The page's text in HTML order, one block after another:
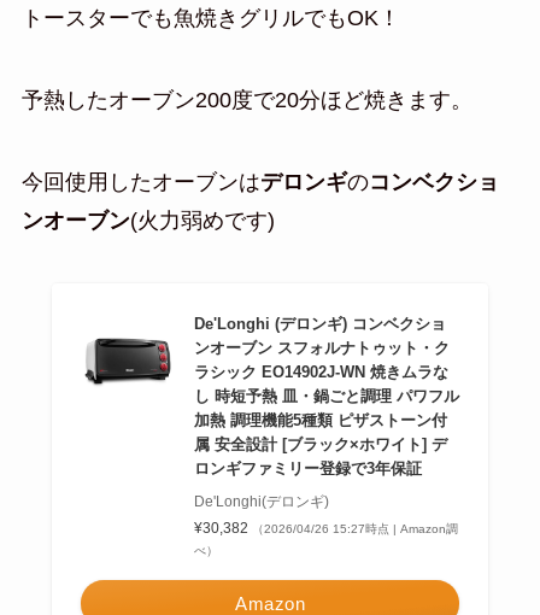
トースターでも魚焼きグリルでもOK！
予熱したオーブン200度で20分ほど焼きます。
今回使用したオーブンはデロンギのコンベクショ
ンオーブン(火力弱めです)
De'Longhi (デロンギ) コンベクショ
ンオーブン スフォルナトゥット・ク
ラシック EO14902J-WN 焼きムラな
し 時短予熱 皿・鍋ごと調理 パワフル
加熱 調理機能5種類 ピザストーン付
属 安全設計 [ブラック×ホワイト] デ
ロンギファミリー登録で3年保証
De'Longhi(デロンギ)
¥30,382
（2026/04/26 15:27時点 | Amazon調
べ）
Amazon